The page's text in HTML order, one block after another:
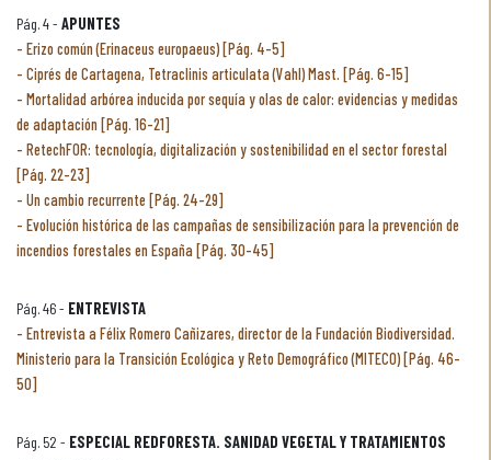
Pág. 4 - APUNTES
Erizo común (Erinaceus europaeus) [Pág. 4-5]
Ciprés de Cartagena, Tetraclinis articulata (Vahl) Mast. [Pág. 6-15]
Mortalidad arbórea inducida por sequía y olas de calor: evidencias y medidas
de adaptación [Pág. 16-21]
RetechFOR: tecnología, digitalización y sostenibilidad en el sector forestal
[Pág. 22-23]
Un cambio recurrente [Pág. 24-29]
Evolución histórica de las campañas de sensibilización para la prevención de
incendios forestales en España [Pág. 30-45]
Pág. 46 - ENTREVISTA
Entrevista a Félix Romero Cañizares, director de la Fundación Biodiversidad.
Ministerio para la Transición Ecológica y Reto Demográfico (MITECO) [Pág. 46-
50]
Pág. 52 - ESPECIAL REDFORESTA. SANIDAD VEGETAL Y TRATAMIENTOS